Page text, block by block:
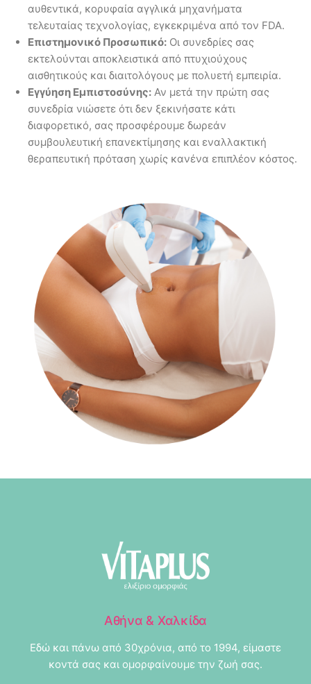
αυθεντικά, κορυφαία αγγλικά μηχανήματα
τελευταίας τεχνολογίας, εγκεκριμένα από τον FDA.
Επιστημονικό Προσωπικό: Οι συνεδρίες σας
εκτελούνται αποκλειστικά από πτυχιούχους
αισθητικούς και διαιτολόγους με πολυετή εμπειρία.
Εγγύηση Εμπιστοσύνης: Αν μετά την πρώτη σας
συνεδρία νιώσετε ότι δεν ξεκινήσατε κάτι
διαφορετικό, σας προσφέρουμε δωρεάν
συμβουλευτική επανεκτίμησης και εναλλακτική
θεραπευτική πρόταση χωρίς κανένα επιπλέον κόστος.
Αθήνα & Χαλκίδα
Εδώ και πάνω από 30χρόνια, από το 1994, είμαστε
κοντά σας και ομορφαίνουμε την ζωή σας.